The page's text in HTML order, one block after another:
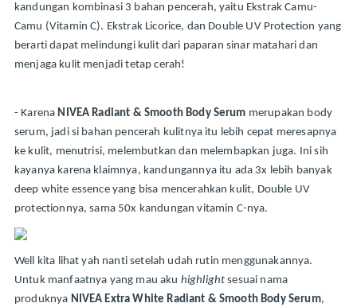
kandungan kombinasi 3 bahan pencerah, yaitu Ekstrak Camu-
Camu (Vitamin C). Ekstrak Licorice, dan Double UV Protection yang
berarti dapat melindungi kulit dari paparan sinar matahari dan
menjaga kulit menjadi tetap cerah!
- Karena NIVEA Radiant & Smooth Body Serum merupakan body
serum, jadi si bahan pencerah kulitnya itu lebih cepat meresapnya
ke kulit, menutrisi, melembutkan dan melembapkan juga. Ini sih
kayanya karena klaimnya, kandungannya itu ada 3x lebih banyak
deep white essence yang bisa mencerahkan kulit, Double UV
protectionnya, sama 50x kandungan vitamin C-nya.
Well kita lihat yah nanti setelah udah rutin menggunakannya.
Untuk manfaatnya yang mau aku highlight sesuai nama
produknya NIVEA Extra White Radiant & Smooth Body Serum,